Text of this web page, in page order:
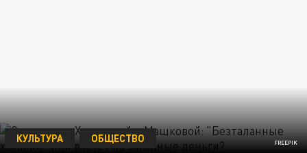
FREEPIK
КУЛЬТУРА ОБЩЕСТВО